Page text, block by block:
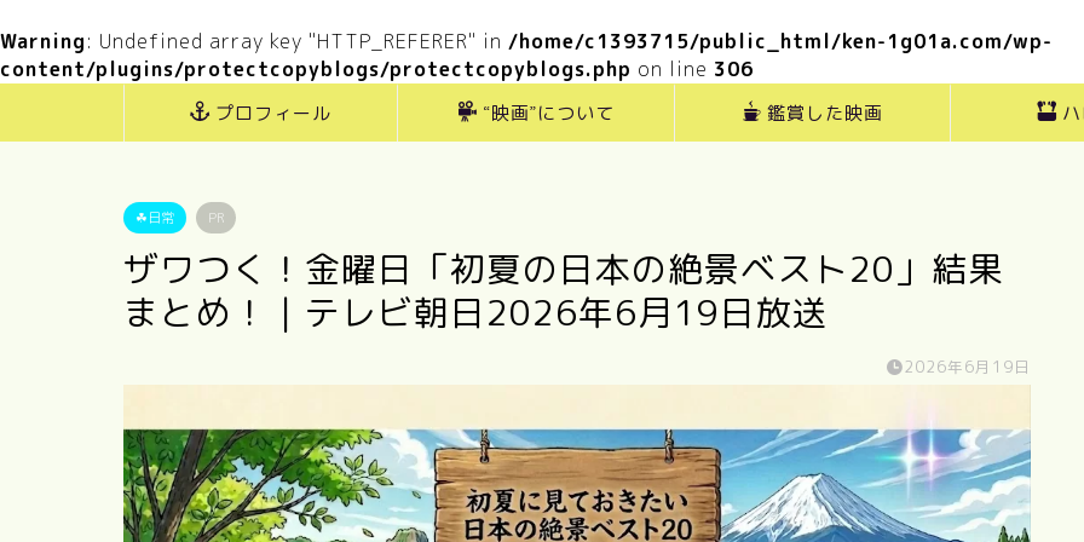
Warning: Undefined array key "HTTP_REFERER" in /home/c1393715/public_html/ken-1g01a.com/wp-
content/plugins/protectcopyblogs/protectcopyblogs.php on line 306
プロフィール “映画”について 鑑賞した映画
☘日常 PR
ザワつく！金曜日「初夏の日本の絶景ベスト20」結果
まとめ！｜テレビ朝日2026年6月19日放送
2026年6月19日